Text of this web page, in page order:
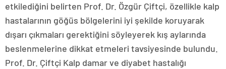
etkilediğini belirten Prof. Dr. Özgür Çiftçi, özellikle kalp
hastalarının göğüs bölgelerini iyi şekilde koruyarak
dışarı çıkmaları gerektiğini söyleyerek kış aylarında
beslenmelerine dikkat etmeleri tavsiyesinde bulundu.
Prof. Dr. Çiftçi Kalp damar ve diyabet hastalığı